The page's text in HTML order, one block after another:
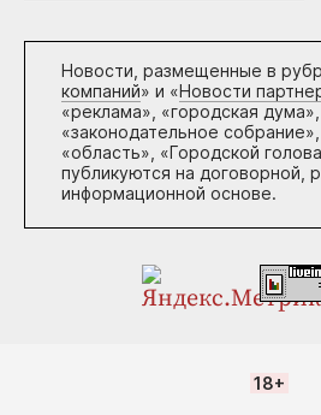
Новости, размещенные в
компаний» и «Новости
«реклама», «городская дума»,
«законодательное собрание»,
«область», «Городской
публикуются на договорной,
информационной основе.
18+